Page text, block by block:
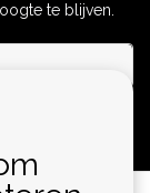
te blijven.